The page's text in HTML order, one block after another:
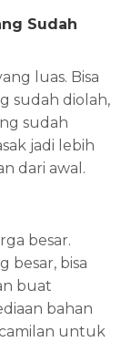
Sudah
luas. Bisa
sudah diolah,
sudah
jadi lebih
dari awal.
besar.
besar, bisa
buat
bahan
untuk